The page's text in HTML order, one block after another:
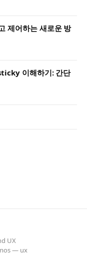
제어하는 새로운 방
이해하기: 간단
UX
— ux